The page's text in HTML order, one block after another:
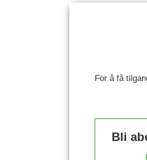
For å få
Bli